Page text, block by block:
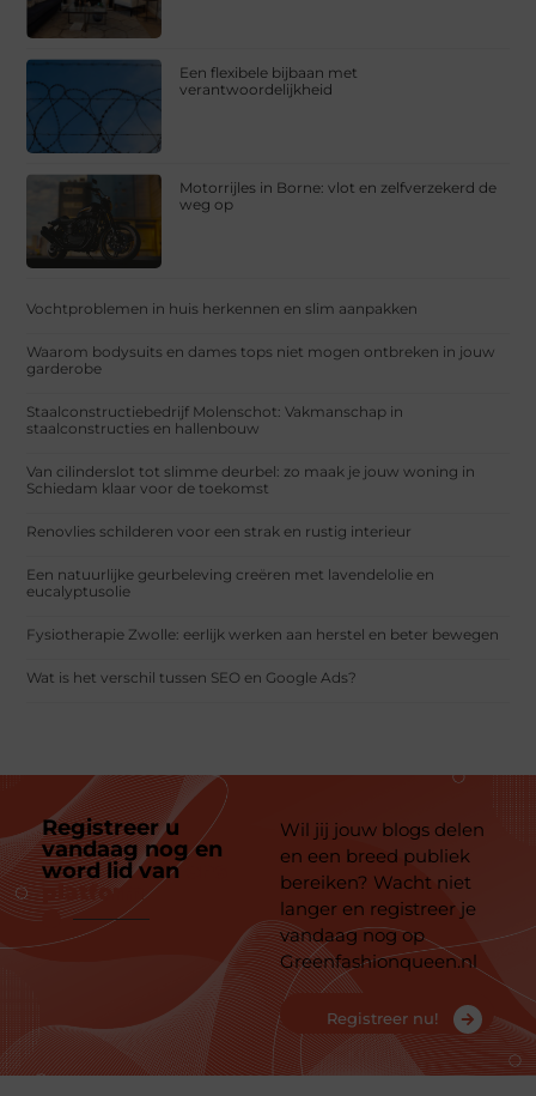
Een flexibele bijbaan met
verantwoordelijkheid
Motorrijles in Borne: vlot en zelfverzekerd de
weg op
Vochtproblemen in huis herkennen en slim aanpakken
Waarom bodysuits en dames tops niet mogen ontbreken in jouw
garderobe
Staalconstructiebedrijf Molenschot: Vakmanschap in
staalconstructies en hallenbouw
Van cilinderslot tot slimme deurbel: zo maak je jouw woning in
Schiedam klaar voor de toekomst
Renovlies schilderen voor een strak en rustig interieur
Een natuurlijke geurbeleving creëren met lavendelolie en
eucalyptusolie
Fysiotherapie Zwolle: eerlijk werken aan herstel en beter bewegen
Wat is het verschil tussen SEO en Google Ads?
Registreer u
vandaag nog en
word lid van
platform
Wil jij jouw blogs delen
en een breed publiek
bereiken? Wacht niet
langer en registreer je
vandaag nog op
Greenfashionqueen.nl
Registreer nu!